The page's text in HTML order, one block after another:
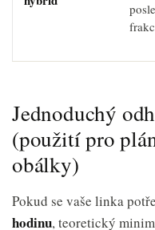
Jednoduchý
(použití pro
obálky)
Pokud se vaše linka
hodinu, teoretický